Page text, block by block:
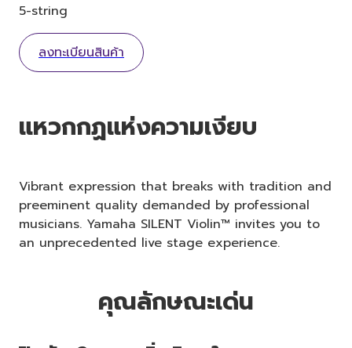
5-string
ลงทะเบียนสินค้า
แหวกกฏแห่งความเงียบ
Vibrant expression that breaks with tradition and
preeminent quality demanded by professional
musicians. Yamaha SILENT Violin™ invites you to
an unprecedented live stage experience.
คุณลักษณะเด่น